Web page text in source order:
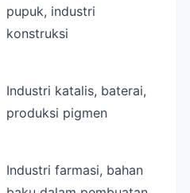
pupuk, industri
konstruksi
Industri katalis, baterai,
produksi pigmen
Industri farmasi, bahan